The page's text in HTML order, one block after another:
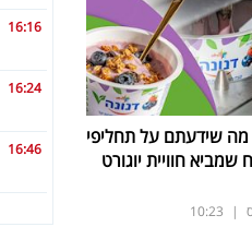
שידעתם על תחליפי
חוויית יוגורט
|
10:23
16:16
16:24
16:46